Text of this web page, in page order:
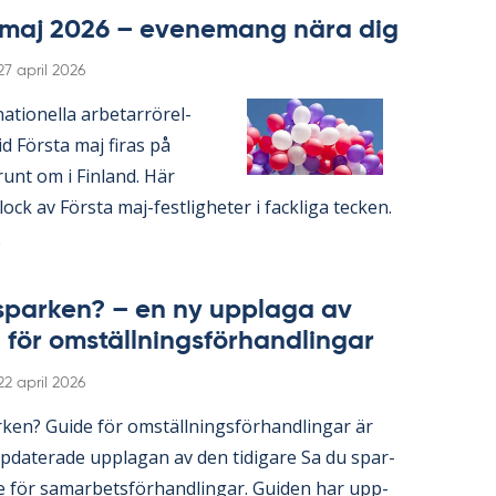
2026 – eve­ne­mang nära dig
april 2026
ar­be­tar­rö­rel­
Förs­ta maj fi­ras på
om i Fin­land. Här
av Förs­ta maj-fest­lig­he­ter i fack­li­ga tec­ken.
– en ny upp­laga av
för om­ställ­nings­för­hand­ling­ar
april 2026
Guide för om­ställ­nings­för­hand­ling­ar är
upp­la­gan av den ti­di­ga­re Sa du spar­
för sam­ar­bets­för­hand­ling­ar. Gui­den har upp­